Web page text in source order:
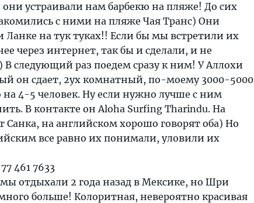
они устраивали нам барбекю на пляже! До сих
с ними на пляже Чая Транс) Они
на тук туках!! Если бы мы встретили их
через интернет, так бы и сделали, и не
следующий раз поедем сразу к ним! У Аллохи
он сдает, 2ух комнатный, по-моему 3000-5000
4-5 человек. Ну если нужно лучше с ним
В контакте он Aloha Surfing Tharindu. На
Санка, на английском хорошо говорят оба) Но
все равно их понимали, уловили их
461 7633
мы отдыхали 2 года назад в Мексике, но Шри
больше! Колоритная, невероятно красивая